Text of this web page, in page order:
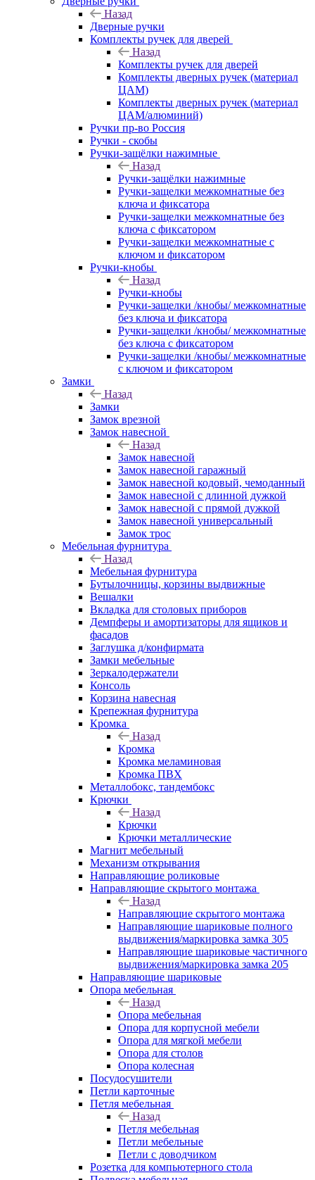
Назад
Дверные ручки
Комплекты ручек для дверей
Назад
Комплекты ручек для дверей
Комплекты дверных ручек (материал
ЦАМ)
Комплекты дверных ручек (материал
ЦАМ/алюминий)
Ручки пр-во Россия
Ручки - скобы
Ручки-защёлки нажимные
Назад
Ручки-защёлки нажимные
Ручки-защелки межкомнатные без
ключа и фиксатора
Ручки-защелки межкомнатные без
ключа с фиксатором
Ручки-защелки межкомнатные с
ключом и фиксатором
Ручки-кнобы
Назад
Ручки-кнобы
Ручки-защелки /кнобы/ межкомнатные
без ключа и фиксатора
Ручки-защелки /кнобы/ межкомнатные
без ключа с фиксатором
Ручки-защелки /кнобы/ межкомнатные
с ключом и фиксатором
Замки
Назад
Замки
Замок врезной
Замок навесной
Назад
Замок навесной
Замок навесной гаражный
Замок навесной кодовый, чемоданный
Замок навесной с длинной дужкой
Замок навесной с прямой дужкой
Замок навесной универсальный
Замок трос
Мебельная фурнитура
Назад
Мебельная фурнитура
Бутылочницы, корзины выдвижные
Вешалки
Вкладка для столовых приборов
Демпферы и амортизаторы для ящиков и
фасадов
Заглушка д/конфирмата
Замки мебельные
Зеркалодержатели
Консоль
Корзина навесная
Крепежная фурнитура
Кромка
Назад
Кромка
Кромка меламиновая
Кромка ПВХ
Металлобокс, тандембокс
Крючки
Назад
Крючки
Крючки металлические
Магнит мебельный
Механизм открывания
Направляющие роликовые
Направляющие скрытого монтажа
Назад
Направляющие скрытого монтажа
Направляющие шариковые полного
выдвижения/маркировка замка 305
Направляющие шариковые частичного
выдвижения/маркировка замка 205
Направляющие шариковые
Опора мебельная
Назад
Опора мебельная
Опора для корпусной мебели
Опора для мягкой мебели
Опора для столов
Опора колесная
Посудосушители
Петли карточные
Петля мебельная
Назад
Петля мебельная
Петли мебельные
Петли с доводчиком
Розетка для компьютерного стола